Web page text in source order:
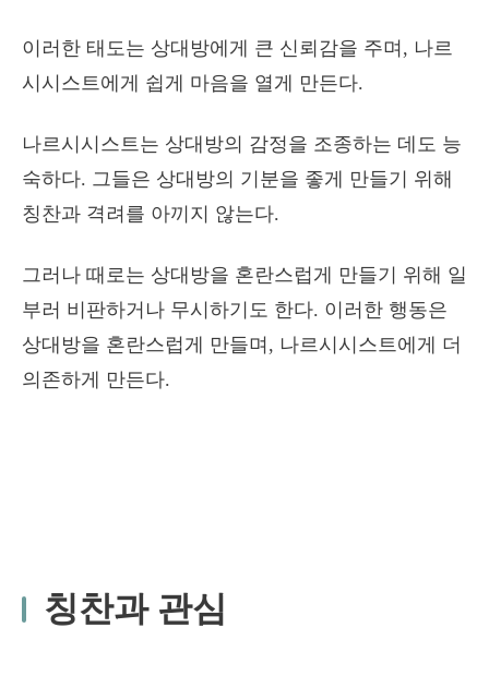
이러한 태도는 상대방에게 큰 신뢰감을 주며, 나르
시시스트에게 쉽게 마음을 열게 만든다.
나르시시스트는 상대방의 감정을 조종하는 데도 능
숙하다. 그들은 상대방의 기분을 좋게 만들기 위해
칭찬과 격려를 아끼지 않는다.
그러나 때로는 상대방을 혼란스럽게 만들기 위해 일
부러 비판하거나 무시하기도 한다. 이러한 행동은
상대방을 혼란스럽게 만들며, 나르시시스트에게 더
의존하게 만든다.
칭찬과 관심